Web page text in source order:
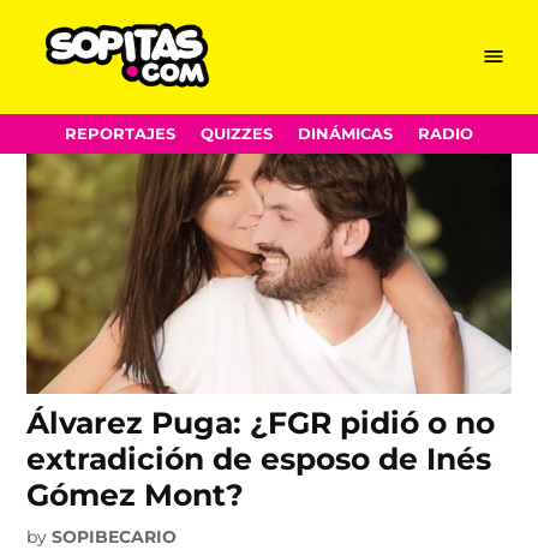
content
Menu
REPORTAJES QUIZZES DINÁMICAS RADIO
extradicion
Álvarez Puga: ¿FGR pidió o no
extradición de esposo de Inés
Gómez Mont?
by SOPIBECARIO